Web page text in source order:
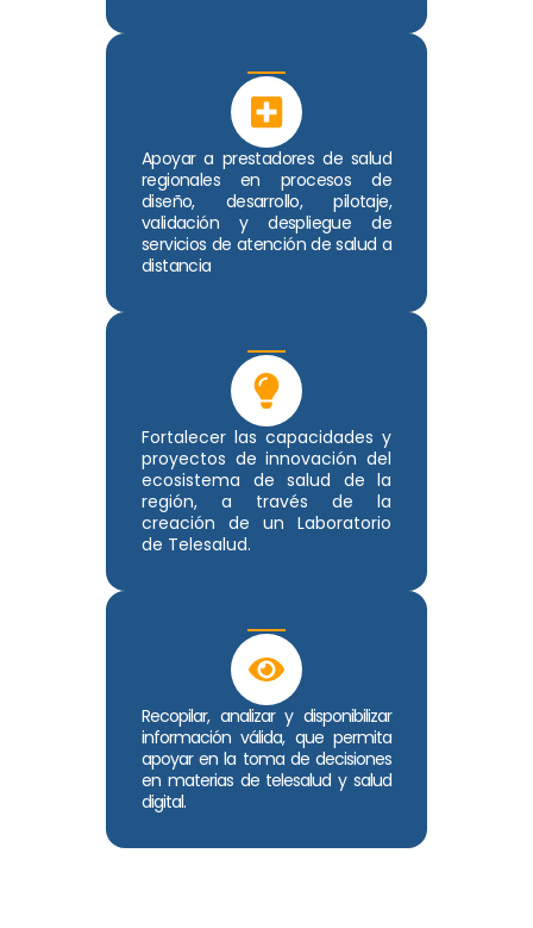
Apoyar a prestadores de salud
regionales en procesos de
diseño, desarrollo, pilotaje,
validación y despliegue de
servicios de atención de salud a
distancia
Fortalecer las capacidades y
proyectos de innovación del
ecosistema de salud de la
región, a través de la
creación de un Laboratorio
de Telesalud.
Recopilar, analizar y disponibilizar
información válida, que permita
apoyar en la toma de decisiones
en materias de telesalud y salud
digital.